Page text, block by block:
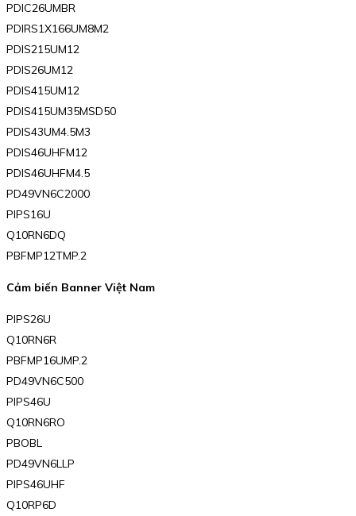
PDIC26UMBR
PDIRS1X166UM8M2
PDIS215UM12
PDIS26UM12
PDIS415UM12
PDIS415UM35MSD50
PDIS43UM4.5M3
PDIS46UHFM12
PDIS46UHFM4.5
PD49VN6C2000
PIPS16U
Q10RN6DQ
PBFMP12TMP.2
Cảm biến Banner Việt Nam
PIPS26U
Q10RN6R
PBFMP16UMP.2
PD49VN6C500
PIPS46U
Q10RN6RO
PBOBL
PD49VN6LLP
PIPS46UHF
Q10RP6D